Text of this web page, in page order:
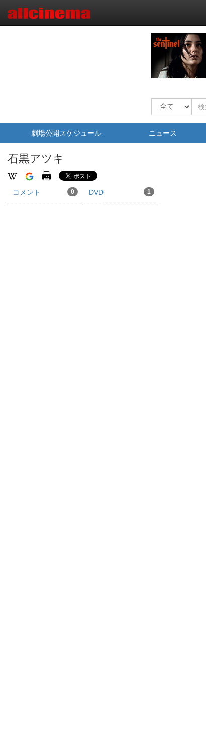
劇場公開スケジュール ニュース
石黒アツキ
コメント 0 DVD 1